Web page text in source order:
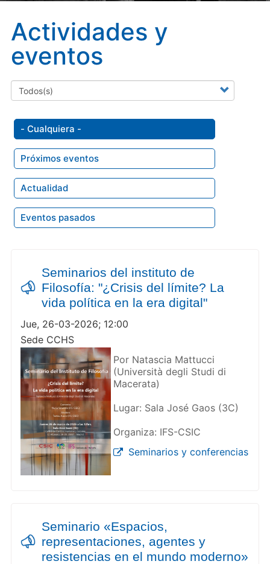
Actividades y
eventos
- Cualquiera -
Próximos eventos
Actualidad
Eventos pasados
Seminarios del instituto de
Filosofía: "¿Crisis del límite? La
vida política en la era digital"
Jue, 26-03-2026; 12:00
Sede CCHS
Por Natascia Mattucci
(Università degli Studi di
Macerata)
Lugar: Sala José Gaos (3C)
Organiza: IFS-CSIC
Seminarios y conferencias
Seminario «Espacios,
representaciones, agentes y
resistencias en el mundo moderno»